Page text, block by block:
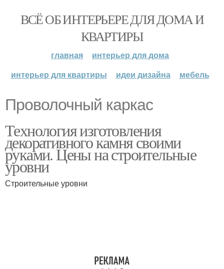
ВСЁ ОБ ИНТЕРЬЕРЕ ДЛЯ ДОМА И
КВАРТИРЫ
главная
интерьер для дома
интерьер для квартиры
идеи дизайна мебель
Проволочный каркас
Технология изготовления
декоративного камня своими
руками. Цены на строительные
уровни
Строительные уровни